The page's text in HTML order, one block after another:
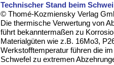
Technischer Stand beim
© Thomé-Kozmiensky Verlag
Die thermische Verwertung von
führt bekanntermaßen zu
Materialgüten wie z.B. 16Mo3,
Werkstofftemperatur führen die
Schwefel zu extremen